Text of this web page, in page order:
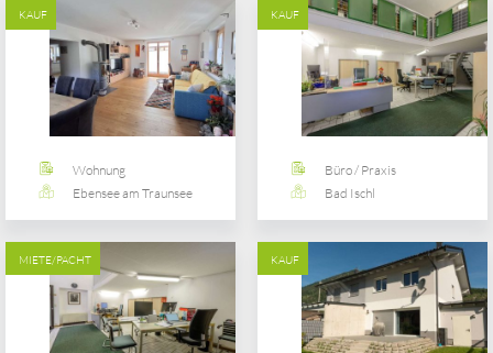
KAUF
Wohnung
Ebensee am Traunsee
KAUF
Büro / Praxis
Bad Ischl
MIETE/PACHT KAUF